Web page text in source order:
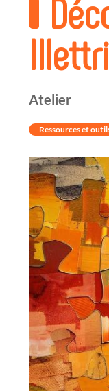
Atelier
Ressources et